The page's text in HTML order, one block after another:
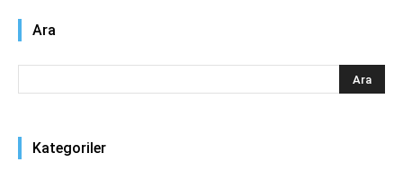
Ara
Kategoriler